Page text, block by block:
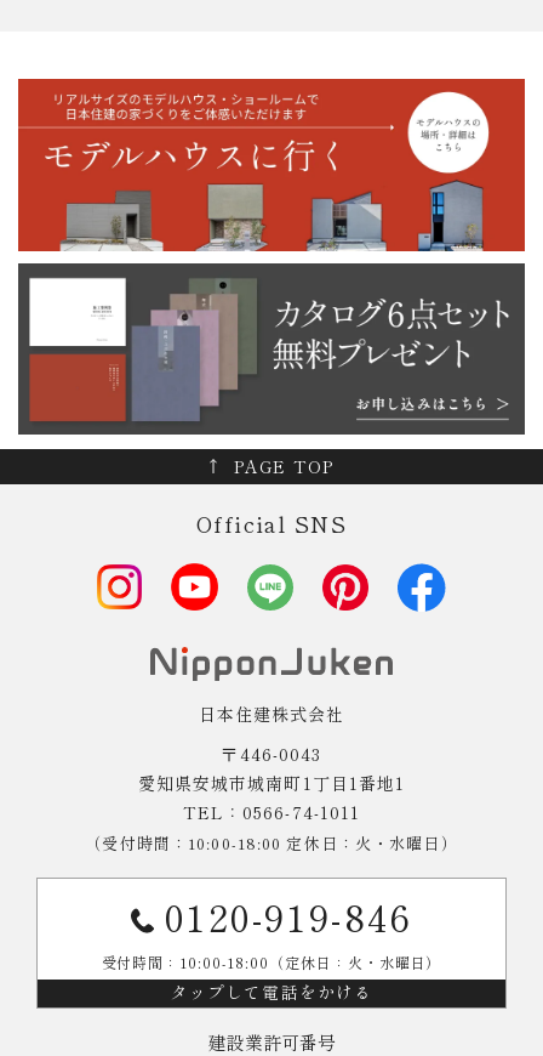
PAGE TOP
Official SNS
日本住建株式会社
〒446-0043
愛知県安城市城南町1丁目1番地1
TEL：0566-74-1011
（受付時間：10:00-18:00 定休日：火・水曜日）
0120-919-846
受付時間：10:00-18:00（定休日：火・水曜日）
タップして電話をかける
建設業許可番号